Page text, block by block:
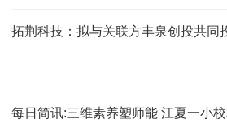
拓荆科技：拟与关联方丰泉创投共同
每日简讯:三维素养塑师能 江夏一小